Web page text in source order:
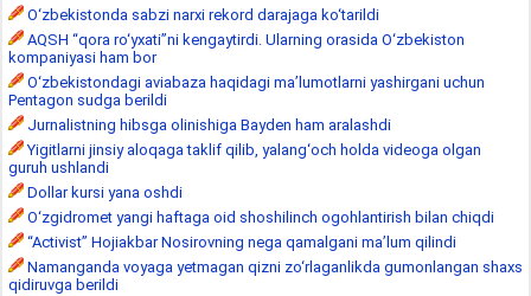
O‘zbekistonda sabzi narxi rekord darajaga ko‘tarildi
AQSH “qora ro‘yxati”ni kengaytirdi. Ularning orasida O‘zbekiston
kompaniyasi ham bor
O‘zbekistondagi aviabaza haqidagi ma’lumotlarni yashirgani uchun
Pentagon sudga berildi
Jurnalistning hibsga olinishiga Bayden ham aralashdi
Yigitlarni jinsiy aloqaga taklif qilib, yalang‘och holda videoga olgan
guruh ushlandi
Dollar kursi yana oshdi
O‘zgidromet yangi haftaga oid shoshilinch ogohlantirish bilan chiqdi
“Activist” Hojiakbar Nosirovning nega qamalgani ma’lum qilindi
Namanganda voyaga yetmagan qizni zo‘rlaganlikda gumonlangan shaxs
qidiruvga berildi